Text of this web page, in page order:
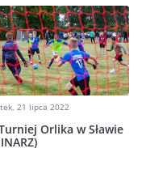
21 lipca 2022
Orlika w Sławie